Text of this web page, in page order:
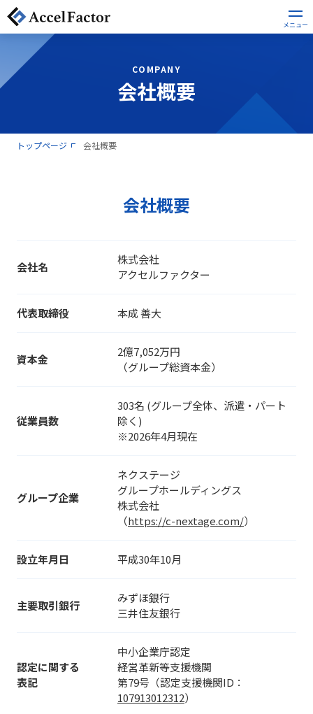
COMPANY
会社概要
トップページ 会社概要
会社概要
会社名
株式会社
アクセルファクター
代表取締役 本成 善大
資本金
2億7,052万円
（グループ総資本金）
従業員数
303名 (グループ全体、派遣・パート
除く)
※2026年4月現在
グループ企業
ネクステージ
グループホールディングス
株式会社
（https://c-nextage.com/）
設立年月日 平成30年10月
主要取引銀行
みずほ銀行
三井住友銀行
認定に関する
表記
中小企業庁認定
経営革新等支援機関
第79号（認定支援機関ID：
107913012312）